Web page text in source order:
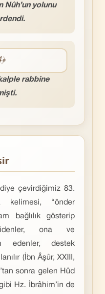
Nûh’un yolunu
rabbine
diye çevirdiğimiz 83.
kelimesi, “önder
bağlılık gösterip
ona ve
edenler, destek
(İbn Âşûr, XXIII,
sonra gelen Hûd
Hz. İbrâhim’in de